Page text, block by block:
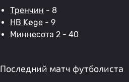
Тренчин - 8
HB Køge - 9
Миннесота 2 - 40
Последний матч футболиста